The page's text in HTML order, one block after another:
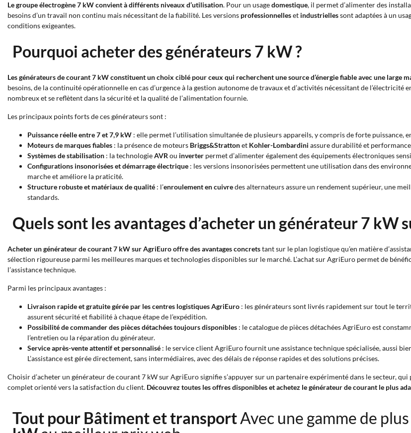
Le groupe électrogène 7 kW convient à différents niveaux d’utilisation. Pour un usagedomestique, il permet d’alimenter des
besoins d’un travail non continu mais nécessitant de la fiabilité. Les versions professionnelleset industriellessont adaptées à un
conditions exigeantes.
Pourquoi acheter des générateurs 7 kW ?
Les générateurs de courant 7 kW constituent un choix ciblé pour ceux qui recherchent une source d’énergie fiable avec une large
besoins, de la continuité opérationnelle en cas d’urgence à la gestion autonome de travaux et d’activités nécessitant de l’électricité
nombreux et se reflètent dans la sécurité et la qualité de l’alimentation fournie.
Les principaux points forts de ces générateurs sont :
Puissance réelle entre 7 et 7,9 kW : elle permet l’utilisation simultanée de plusieurs appareils, y compris de forte puissance,
Moteurs de marques fiables : la présence de moteurs Briggs&Strattonet Kohler-Lombardini assure durabilité et
Systèmes de stabilisation : la technologieAVR ou inverter permet d’alimenter également des équipements électroniques
Configurations insonorisées et démarrage électrique : les versions insonorisées permettent une utilisation dans des
marche et améliore la praticité.
Structure robuste et matériaux de qualité : l’enroulement en cuivredes alternateurs assure un rendement supérieur, une
standards.
Quels sont les avantages d’acheter un générateur 7 kW
Acheter un générateur de courant 7 kW sur AgriEuro offre des avantages concretstant sur le plan logistique qu’en matière
sélection rigoureuse parmi les meilleures marques et technologies disponibles sur le marché. L’achat sur AgriEuro permet de
l’assistance technique.
Parmi les principaux avantages :
Livraison rapide et gratuite gérée par les centres logistiques AgriEuro : les générateurs sont livrés rapidement sur tout le
assurent sécurité et fiabilité à chaque étape de l’expédition.
Possibilité de commander des pièces détachées toujours disponibles : le catalogue de pièces détachées AgriEuro est
l’entretien ou la réparation du générateur.
Service après-vente attentif et personnalisé : le service client AgriEuro fournit une assistance technique spécialisée, aussi
L’assistance est gérée directement, sans intermédiaires, avec des délais de réponse rapides et des solutions précises.
Choisir d’acheter un générateur de courant 7 kW sur AgriEuro signifie s’appuyer sur un partenaire expérimenté dans le secteur,
complet orienté vers la satisfaction du client. Découvrez toutes les offres disponibles et achetez le générateur de courant le plus
Tout pour Bâtiment et transportAvec une gamme de